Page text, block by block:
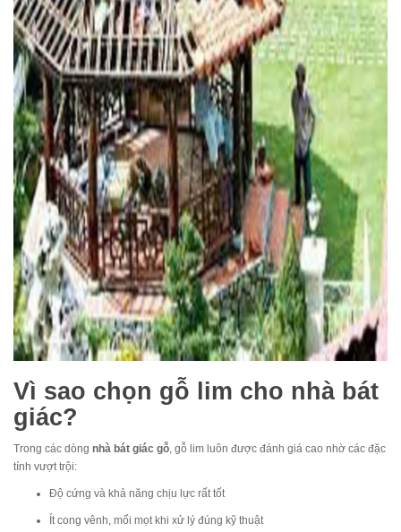
Vì sao chọn gỗ lim cho nhà bát
giác?
Trong các dòng nhà bát giác gỗ, gỗ lim luôn được đánh giá cao nhờ các đặc
tính vượt trội:
Độ cứng và khả năng chịu lực rất tốt
Ít cong vênh, mối mọt khi xử lý đúng kỹ thuật